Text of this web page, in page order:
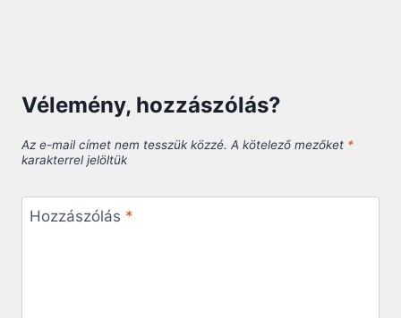
Vélemény, hozzászólás?
Az e-mail címet nem tesszük közzé. A kötelező mezőket *
karakterrel jelöltük
Hozzászólás *